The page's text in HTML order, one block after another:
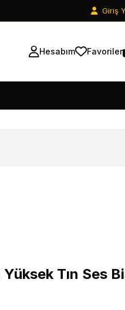
Giriş
Hesabım Favoriler
Tın Ses